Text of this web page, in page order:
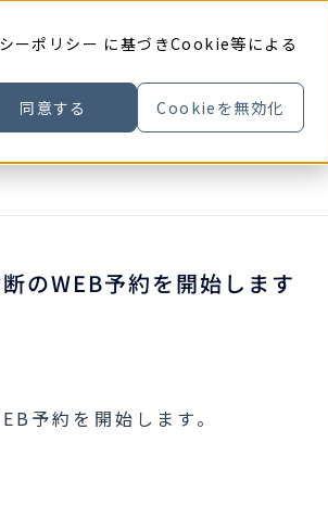
ーポリシー に基づきCookie等による
同意する
Cookieを無効化
2026年3月16日（月）より、人間ド
のWEB予約を開始します
予約を開始します。